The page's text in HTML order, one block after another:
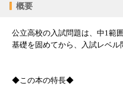
概要
公立高校の入試問題は、中1範
基礎を固めてから、入試レベル
◆この本の特長◆